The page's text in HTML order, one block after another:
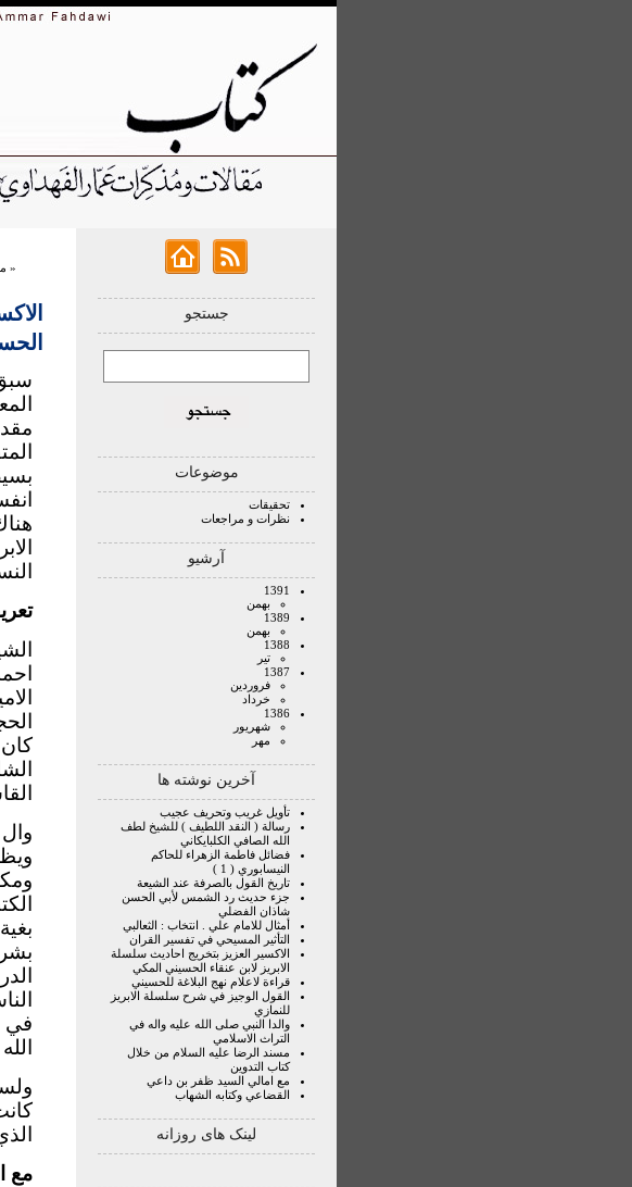
جستجو
موضوعات
تحقیقات
نظرات و مراجعات
آرشیو
1391
بهمن
1389
بهمن
1388
تير
1387
فروردين
خرداد
1386
شهريور
مهر
آخرین نوشته ها
تأويل غريب وتحريف عجيب
رسالة ( النقد اللطيف ) للشيخ لطف
الله الصافي الكلبايكاني
فضائل فاطمة الزهراء للحاكم
النيسابوري ( 1 )
تاريخ القول بالصرفة عند الشيعة
جزء حديث رد الشمس لأبي الحسن
شاذان الفضلي
أمثال للامام علي . انتخاب : الثعالبي
التأثير المسيحي في تفسير القران
الاكسير العزيز بتخريج احاديث سلسلة
الابريز لابن عنقاء الحسيني المكي
قراءة لاعلام نهج البلاغة للحسيني
القول الوجيز في شرح سلسلة الابريز
للنمازي
والدا النبي صلى الله عليه واله في
التراث الاسلامي
مسند الرضا عليه السلام من خلال
كتاب التدوين
مع امالي السيد ظفر بن داعي
القضاعي وكتابه الشهاب
لینک های روزانه
«
في
مع